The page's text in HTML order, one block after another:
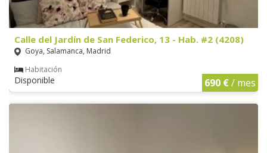
Calle del Jardín de San Federico, 13 - Hab. #2 (4208)
Goya, Salamanca, Madrid
Habitación
Disponible 690 €/ mes